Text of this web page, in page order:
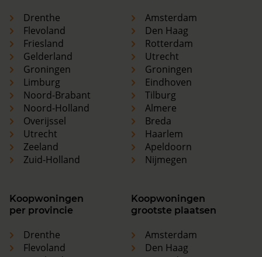
Drenthe
Flevoland
Friesland
Gelderland
Groningen
Limburg
Noord-Brabant
Noord-Holland
Overijssel
Utrecht
Zeeland
Zuid-Holland
Amsterdam
Den Haag
Rotterdam
Utrecht
Groningen
Eindhoven
Tilburg
Almere
Breda
Haarlem
Apeldoorn
Nijmegen
Koopwoningen
per provincie
Drenthe
Flevoland
Koopwoningen
grootste plaatsen
Amsterdam
Den Haag